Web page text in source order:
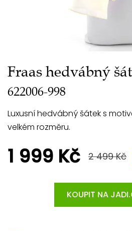
Fraas hedvábný
622006-998
Luxusní hedvábný šátek s
velkém rozměru.
1 999 Kč 2 499 Kč
KOUPIT NA